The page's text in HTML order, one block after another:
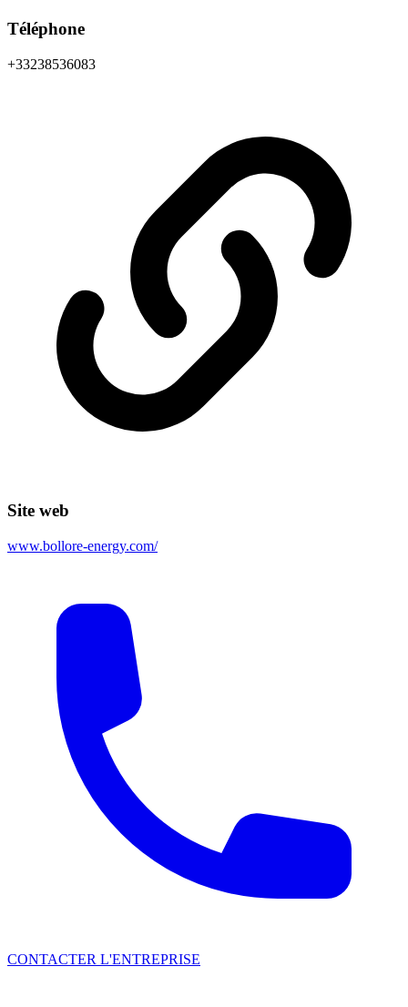
Téléphone
+33238536083
Site web
www.bollore-energy.com/
CONTACTER L'ENTREPRISE